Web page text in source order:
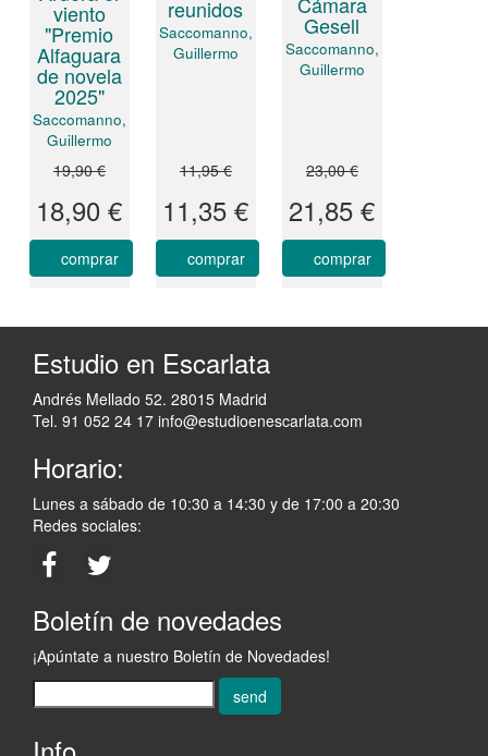
viento
"Premio
Alfaguara
de novela
2025"
Saccomanno,
Guillermo
19,90 €
18,90 €
comprar
reunidos
Saccomanno,
Guillermo
11,95 €
11,35 €
comprar
Gesell
Saccomanno,
Guillermo
23,00 €
21,85 €
comprar
Estudio en Escarlata
Andrés Mellado 52. 28015 Madrid
Tel. 91 052 24 17 info@estudioenescarlata.com
Horario:
Lunes a sábado de 10:30 a 14:30 y de 17:00 a 20:30
Redes sociales:
Boletín de novedades
¡Apúntate a nuestro Boletín de Novedades!
send